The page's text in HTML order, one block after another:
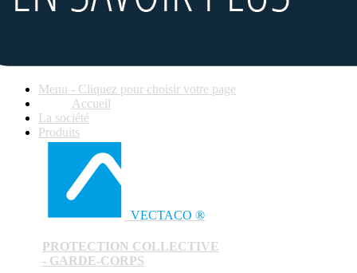
Menu - Cliquez pour choisir votre page
Accueil
La société
Produits
VECTACO ®
PROTECTION COLLECTIVE
- GARDE-CORPS